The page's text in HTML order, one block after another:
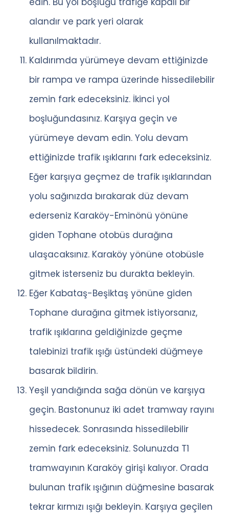
alandır ve park yeri olarak
kullanılmaktadır.
Kaldırımda yürümeye devam ettiğinizde
bir rampa ve rampa üzerinde hissedilebilir
zemin fark edeceksiniz. İkinci yol
boşluğundasınız. Karşıya geçin ve
yürümeye devam edin. Yolu devam
ettiğinizde trafik ışıklarını fark edeceksiniz.
Eğer karşıya geçmez de trafik ışıklarından
yolu sağınızda bırakarak düz devam
ederseniz Karaköy-Eminönü yönüne
giden Tophane otobüs durağına
ulaşacaksınız. Karaköy yönüne otobüsle
gitmek isterseniz bu durakta bekleyin.
Eğer Kabataş-Beşiktaş yönüne giden
Tophane durağına gitmek istiyorsanız,
trafik ışıklarına geldiğinizde geçme
talebinizi trafik ışığı üstündeki düğmeye
basarak bildirin.
Yeşil yandığında sağa dönün ve karşıya
geçin. Bastonunuz iki adet tramway rayını
hissedecek. Sonrasında hissedilebilir
zemin fark edeceksiniz. Solunuzda T1
tramwayının Karaköy girişi kalıyor. Orada
bulunan trafik ışığının düğmesine basarak
tekrar kırmızı ışığı bekleyin. Karşıya geçilen